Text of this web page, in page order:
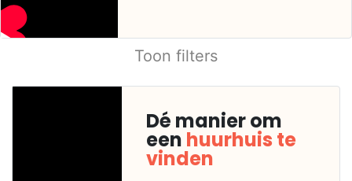
Toon filters
Dé manier om
een huurhuis te
vinden